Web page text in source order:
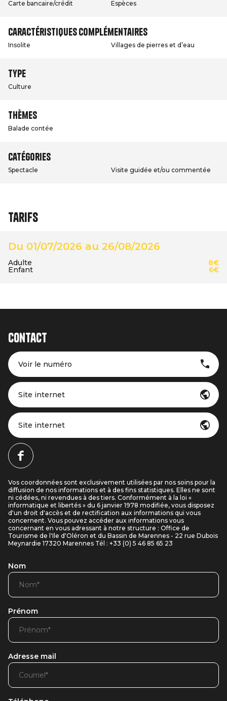
Carte bancaire/crédit Espèces
Caractéristiques complémentaires
Insolite Villages de pierres et d’eau
Type
Culture
Thèmes
Balade contée
Catégories
Spectacle Visite guidée et/ou commentée
Tarifs
Du 01/07/2026 au 26/08/2026
Adulte 8€
Enfant 6€
Contact
Voir le numéro
Site internet
Site internet
Vos coordonnées sont exclusivement utilisées par nos soins pour la
diffusion de nos informations et à des fins statistiques. Elles ne sont
ni cédées, ni revendues à des tiers. Conformément à la loi «
informatique et libertés » du 6 janvier 1978 modifiée, vous disposez
d'un droit d'accès et de rectification aux informations qui vous
concernent. Vous pouvez accéder aux informations vous
concernant en vous adressant à notre structure : Office de
Tourisme de l'Ile d'Oléron et du Bassin de Marennes - 22 rue Dubois
Meynardie 17320 Marennes Tél : +33 (0) 5 46 85 65 23
Nom
Prénom
Adresse mail